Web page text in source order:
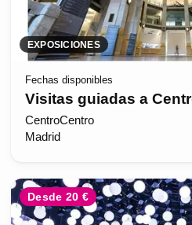
EXPOSICIONES
Fechas disponibles
Visitas guiadas a
CentroCentro
Madrid
Desde 20 €